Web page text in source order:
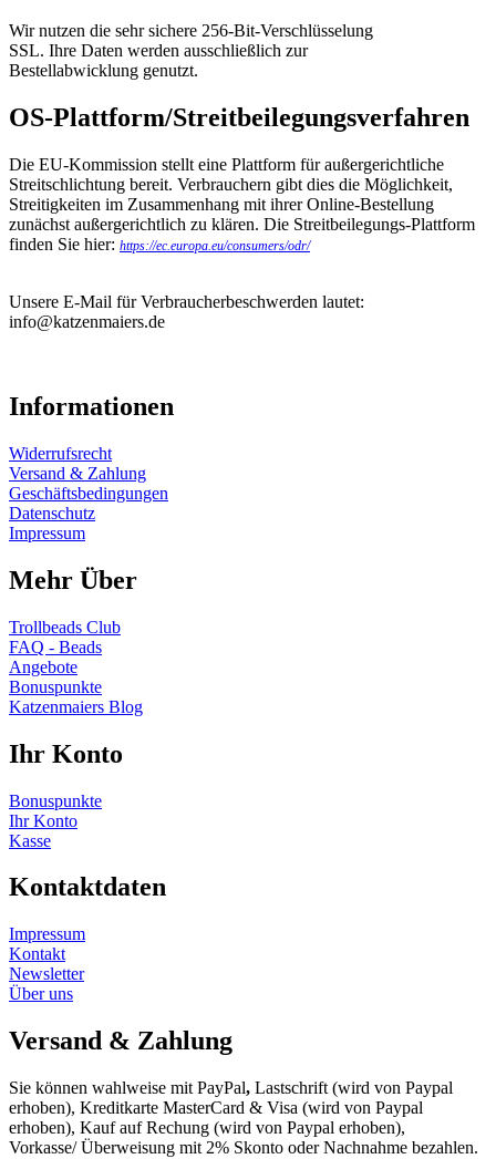
Wir nutzen die sehr sichere 256-Bit-Verschlüsselung
SSL. Ihre Daten werden ausschließlich zur
Bestellabwicklung genutzt.
OS-Plattform/Streitbeilegungsverfahren
Die EU-Kommission stellt eine Plattform für außergerichtliche
Streitschlichtung bereit. Verbrauchern gibt dies die Möglichkeit,
Streitigkeiten im Zusammenhang mit ihrer Online-Bestellung
zunächst außergerichtlich zu klären. Die Streitbeilegungs-Plattform
finden Sie hier: https://ec.europa.eu/consumers/odr/
Unsere E-Mail für Verbraucherbeschwerden lautet:
info@katzenmaiers.de
Informationen
Widerrufsrecht
Versand & Zahlung
Geschäftsbedingungen
Datenschutz
Impressum
Mehr Über
Trollbeads Club
FAQ - Beads
Angebote
Bonuspunkte
Katzenmaiers Blog
Ihr Konto
Bonuspunkte
Ihr Konto
Kasse
Kontaktdaten
Impressum
Kontakt
Newsletter
Über uns
Versand & Zahlung
Sie können wahlweise mit PayPal, Lastschrift (wird von Paypal
erhoben), Kreditkarte MasterCard & Visa (wird von Paypal
erhoben), Kauf auf Rechung (wird von Paypal erhoben),
Vorkasse/ Überweisung mit 2% Skonto oder Nachnahme bezahlen.